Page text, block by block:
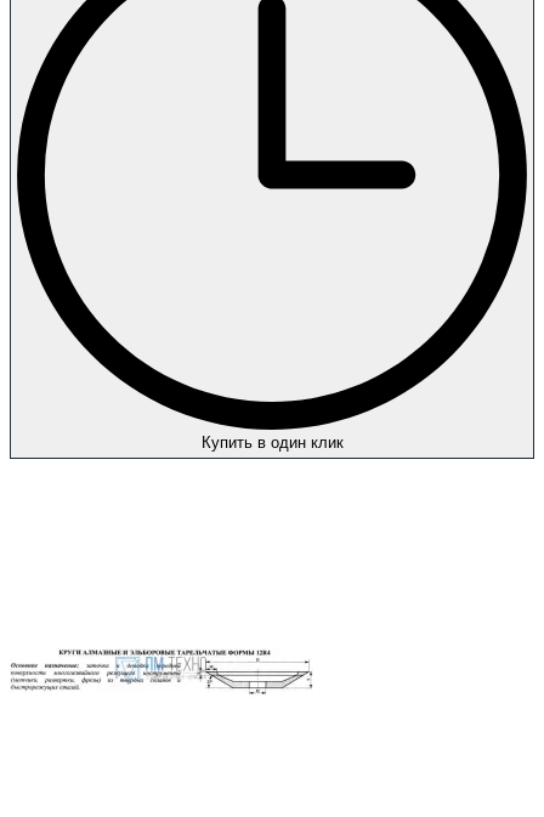
Купить в один клик